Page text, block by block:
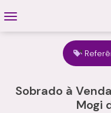
Sobrado à
Mogi